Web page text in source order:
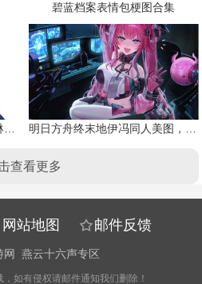
碧蓝档案表情包梗图合集
查看更多
网站地图 邮件反馈
网 燕云十六声专区
如有侵权请邮件通知我们删除！